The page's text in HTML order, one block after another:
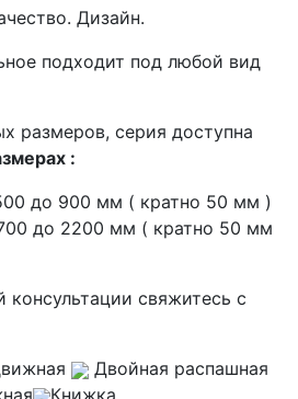
Дизайн.
подходит под любой вид
размеров, серия доступна
:
до 900 мм ( кратно 50 мм )
до 2200 мм ( кратно 50 мм
консультации свяжитесь с
Двойная распашная
Книжка